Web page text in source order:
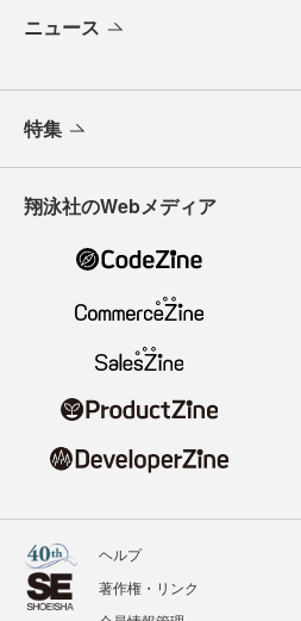
ニュース
特集
翔泳社のWebメディア
ヘルプ
著作権・リンク